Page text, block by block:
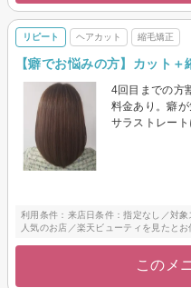
リピート ヘアカット 縮毛矯正
【癖でお悩みの方】カット
4回目までの方
料金あり。癖
サラストレート
利用条件：来店日条件：指定なし／対
人気のお店／楽天ビューティを見たとお
このメ